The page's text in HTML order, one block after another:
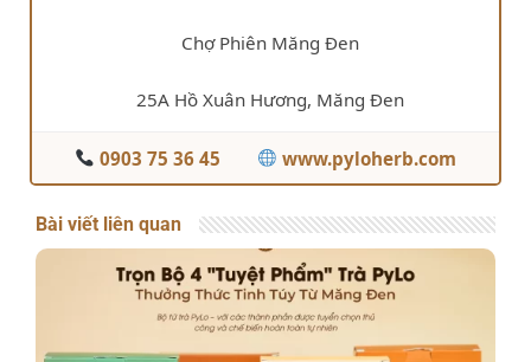
Chợ Phiên Măng Đen
25A Hồ Xuân Hương, Măng Đen
0903 75 36 45 www.pyloherb.com
Bài viết liên quan